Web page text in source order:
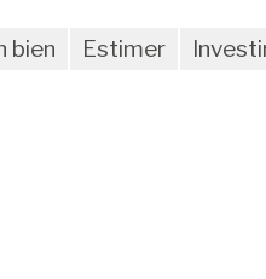
bien Estimer